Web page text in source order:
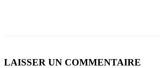
LAISSER UN COMMENTAIRE